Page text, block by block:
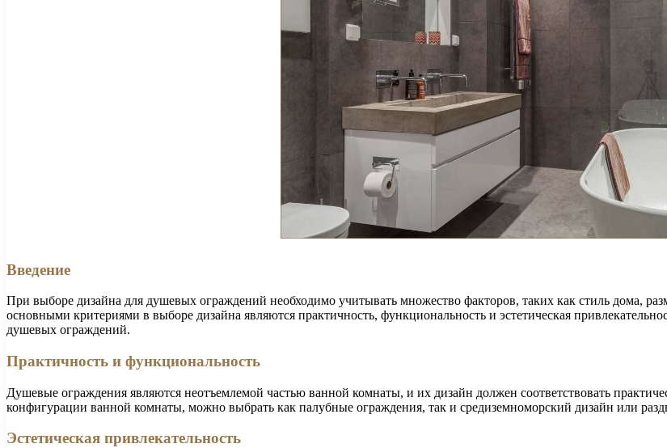
Введение
При выборе дизайна для душевых ограждений необходимо учитывать множество факторов, таких как стиль дома,
основными критериями в выборе дизайна являются практичность, функциональность и эстетическая
душевых ограждений.
Практичность и функциональность
Душевые ограждения являются неотъемлемой частью ванной комнаты, и их дизайн должен соответствовать
конфигурации ванной комнаты, можно выбрать как палубные ограждения, так и средиземноморский дизайн или
Эстетическая привлекательность